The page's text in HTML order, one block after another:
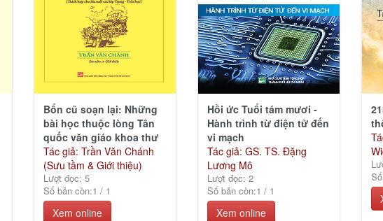
Bổn cũ soạn lại: Những
bài học thuộc lòng Tân
quốc văn giáo khoa thư
Tác giả: Trần Văn Chánh
(Sưu tầm & Giới thiệu)
Lượt đọc: 5
Số bản còn:1 /1
Xem online
Hồi ức Tuổi tám mươi -
Hành trình từ điện tử đến
vi mạch
Tác giả: GS. TS. Đặng
Lương Mô
Lượt đọc: 2
Số bản còn:1 /1
Xem online